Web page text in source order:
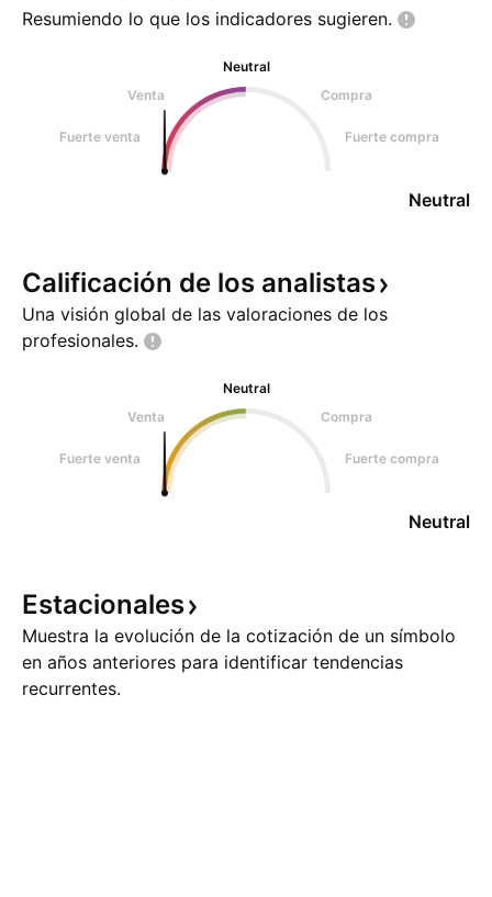
Resumiendo lo que los indicadores sugieren.
Neutral
Venta
Compra
Fuerte venta Fuerte compra
Neutral
Calificación de los analistas
Una visión global de las valoraciones de los
profesionales.
Neutral
Venta
Compra
Fuerte venta Fuerte compra
Neutral
Estacionales
Muestra la evolución de la cotización de un símbolo
en años anteriores para identificar tendencias
recurrentes.